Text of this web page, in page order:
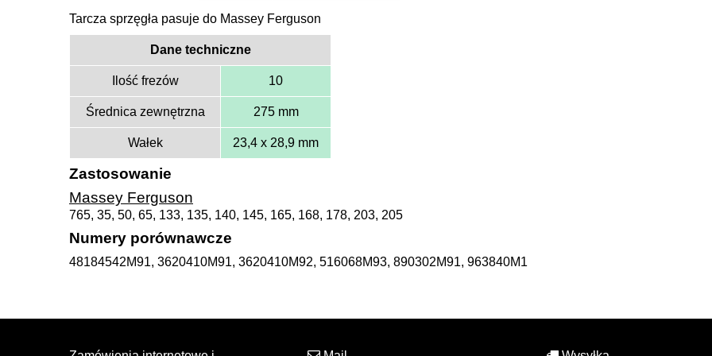
Tarcza sprzęgła pasuje do Massey Ferguson
Dane techniczne
Ilość frezów 10
Średnica zewnętrzna 275 mm
Wałek 23,4 x 28,9 mm
Zastosowanie
Massey Ferguson
765, 35, 50, 65, 133, 135, 140, 145, 165, 168, 178, 203, 205
Numery porównawcze
48184542M91, 3620410M91, 3620410M92, 516068M93, 890302M91, 963840M1